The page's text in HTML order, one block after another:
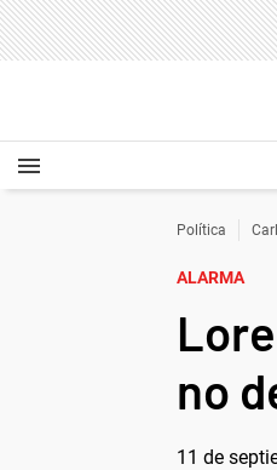
Política
ALARMA
no
11 de